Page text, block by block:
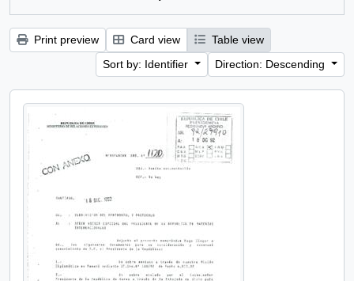
Print preview Card view
Table view
Sort by: Identifier
Direction: Descending